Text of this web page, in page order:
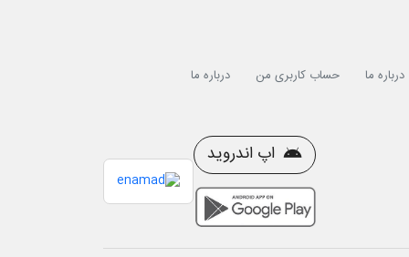
درباره ما حساب کاربری من درباره ما
اپ اندروید